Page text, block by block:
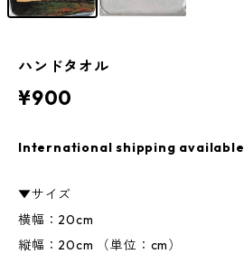
ハンドタオル
¥900
International shipping available
▼サイズ
横幅：20cm
縦幅：20cm （単位：cm）